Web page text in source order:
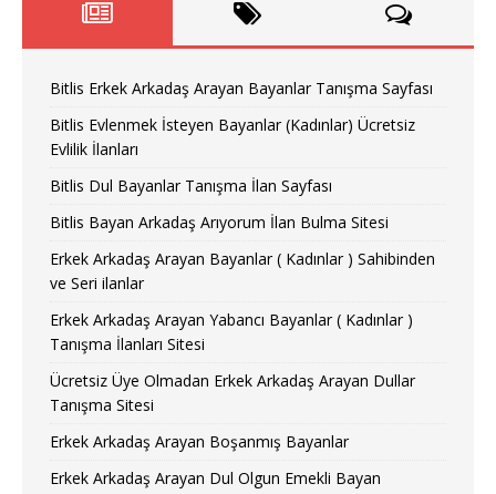
Bitlis Erkek Arkadaş Arayan Bayanlar Tanışma Sayfası
Bitlis Evlenmek İsteyen Bayanlar (Kadınlar) Ücretsiz
Evlilik İlanları
Bitlis Dul Bayanlar Tanışma İlan Sayfası
Bitlis Bayan Arkadaş Arıyorum İlan Bulma Sitesi
Erkek Arkadaş Arayan Bayanlar ( Kadınlar ) Sahibinden
ve Seri ilanlar
Erkek Arkadaş Arayan Yabancı Bayanlar ( Kadınlar )
Tanışma İlanları Sitesi
Ücretsiz Üye Olmadan Erkek Arkadaş Arayan Dullar
Tanışma Sitesi
Erkek Arkadaş Arayan Boşanmış Bayanlar
Erkek Arkadaş Arayan Dul Olgun Emekli Bayan